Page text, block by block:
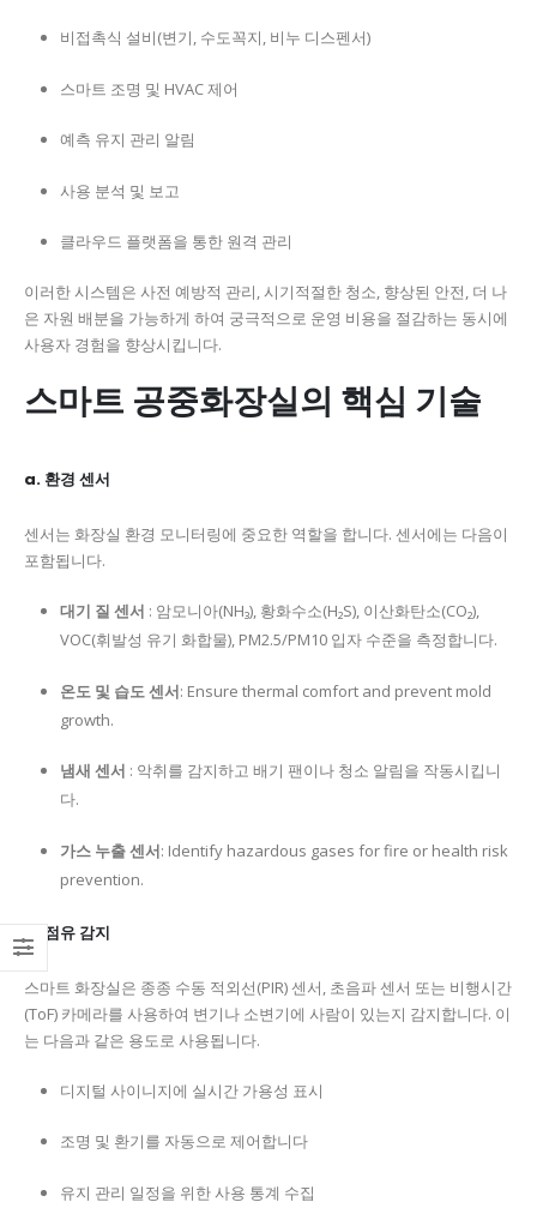
비접촉식 설비(변기, 수도꼭지, 비누 디스펜서)
스마트 조명 및 HVAC 제어
예측 유지 관리 알림
사용 분석 및 보고
클라우드 플랫폼을 통한 원격 관리
이러한 시스템은 사전 예방적 관리, 시기적절한 청소, 향상된 안전, 더 나
은 자원 배분을 가능하게 하여 궁극적으로 운영 비용을 절감하는 동시에
사용자 경험을 향상시킵니다.
스마트 공중화장실의 핵심 기술
a. 환경 센서
센서는 화장실 환경 모니터링에 중요한 역할을 합니다. 센서에는 다음이
포함됩니다.
대기 질 센서 : 암모니아(NH₃), 황화수소(H₂S), 이산화탄소(CO₂),
VOC(휘발성 유기 화합물), PM2.5/PM10 입자 수준을 측정합니다.
온도 및 습도 센서: Ensure thermal comfort and prevent mold
growth.
냄새 센서 : 악취를 감지하고 배기 팬이나 청소 알림을 작동시킵니
다.
가스 누출 센서: Identify hazardous gases for fire or health risk
prevention.
b. 점유 감지
스마트 화장실은 종종 수동 적외선(PIR) 센서, 초음파 센서 또는 비행시간
(ToF) 카메라를 사용하여 변기나 소변기에 사람이 있는지 감지합니다. 이
는 다음과 같은 용도로 사용됩니다.
디지털 사이니지에 실시간 가용성 표시
조명 및 환기를 자동으로 제어합니다
유지 관리 일정을 위한 사용 통계 수집